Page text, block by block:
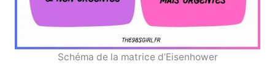
Schéma de la matrice d’Eisenhower